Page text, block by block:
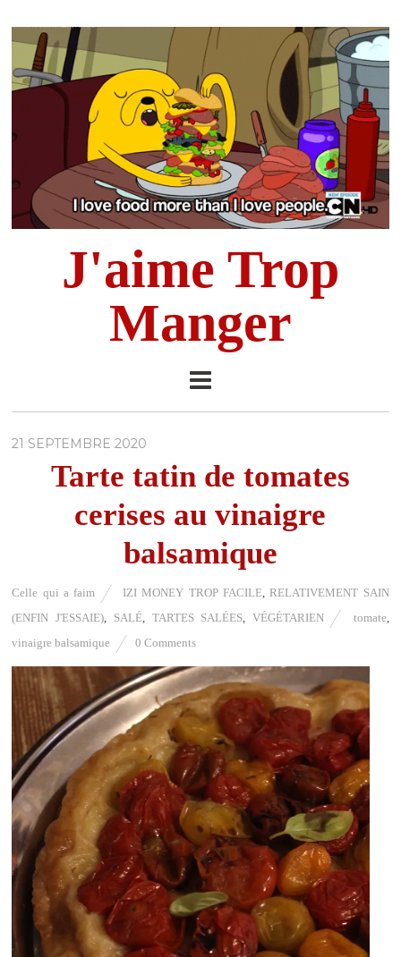
J'aime Trop
Manger
21 SEPTEMBRE 2020
Tarte tatin de tomates
cerises au vinaigre
balsamique
Celle qui a faim IZI MONEY TROP FACILE,RELATIVEMENT SAIN
(ENFIN J'ESSAIE)
SALÉ, TARTES SALÉES VÉGÉTARIEN tomate
vinaigre balsamique
0 Comments